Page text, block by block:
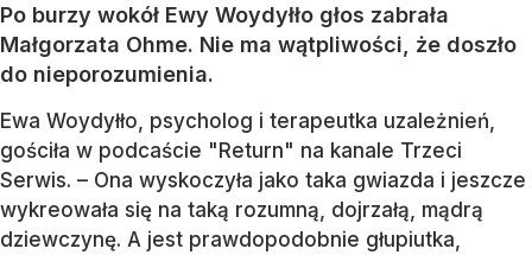
Po burzy wokół Ewy Woydyłło głos zabrała
Małgorzata Ohme. Nie ma wątpliwości, że doszło
do nieporozumienia.
Ewa Woydyłło, psycholog i terapeutka uzależnień,
gościła w podcaście "Return" na kanale Trzeci
Serwis. – Ona wyskoczyła jako taka gwiazda i jeszcze
wykreowała się na taką rozumną, dojrzałą, mądrą
dziewczynę. A jest prawdopodobnie głupiutka,